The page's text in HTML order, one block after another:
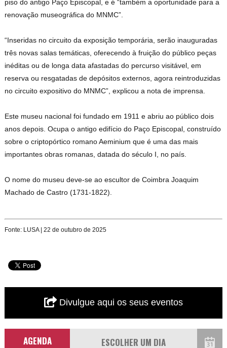
piso do antigo Paço Episcopal, e é “também a oportunidade para a
renovação museográfica do MNMC”.
“Inseridas no circuito da exposição temporária, serão inauguradas
três novas salas temáticas, oferecendo à fruição do público peças
inéditas ou de longa data afastadas do percurso visitável, em
reserva ou resgatadas de depósitos externos, agora reintroduzidas
no circuito expositivo do MNMC”, explicou a nota de imprensa.
Este museu nacional foi fundado em 1911 e abriu ao público dois
anos depois. Ocupa o antigo edifício do Paço Episcopal, construído
sobre o criptopórtico romano Aeminium que é uma das mais
importantes obras romanas, datada do século I, no país.
O nome do museu deve-se ao escultor de Coimbra Joaquim
Machado de Castro (1731-1822).
Fonte: LUSA | 22 de outubro de 2025
Divulgue aqui os seus eventos
AGENDA